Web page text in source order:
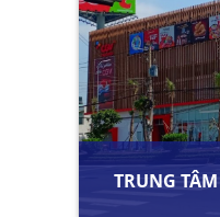
TRUNG